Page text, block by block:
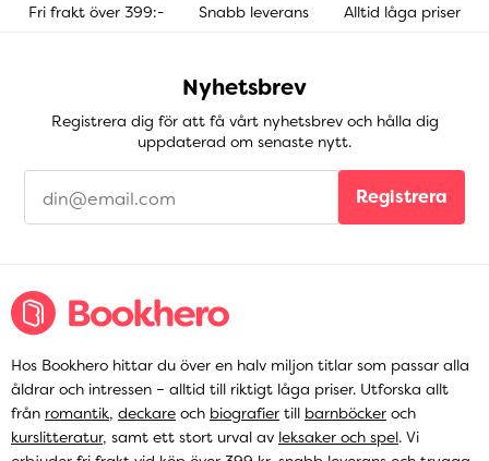
Fri frakt över 399:- Snabb leverans Alltid låga priser
Nyhetsbrev
Registrera dig för att få vårt nyhetsbrev och hålla dig
uppdaterad om senaste nytt.
Registrera
Hos Bookhero hittar du över en halv miljon titlar som passar alla
åldrar och intressen – alltid till riktigt låga priser. Utforska allt
från romantik, deckare och biografier till barnböcker och
kurslitteratur, samt ett stort urval av leksaker och spel. Vi